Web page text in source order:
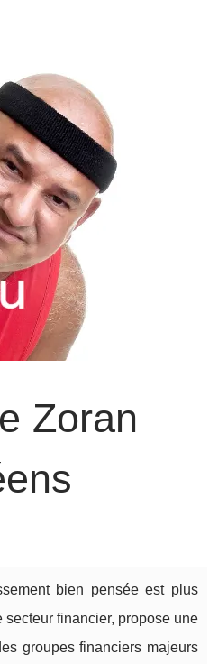
Zoran
bien pensée est plus
financier, propose une
groupes financiers majeurs